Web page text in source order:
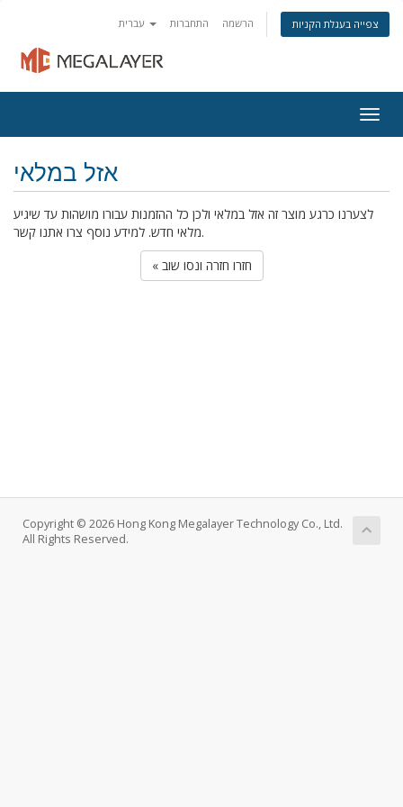
התחברות הרשמה צפייה בעגלת הקניות
אזל במלאי
לצערנו כרגע מוצר זה אזל במלאי ולכן כל ההזמנות עבורו מושהות עד שיגיע
מלאי חדש. למידע נוסף צרו אתנו קשר.
« חזרו חזרה ונסו שוב
Copyright © 2026 Hong Kong Megalayer Technology Co., Ltd.
All Rights Reserved.